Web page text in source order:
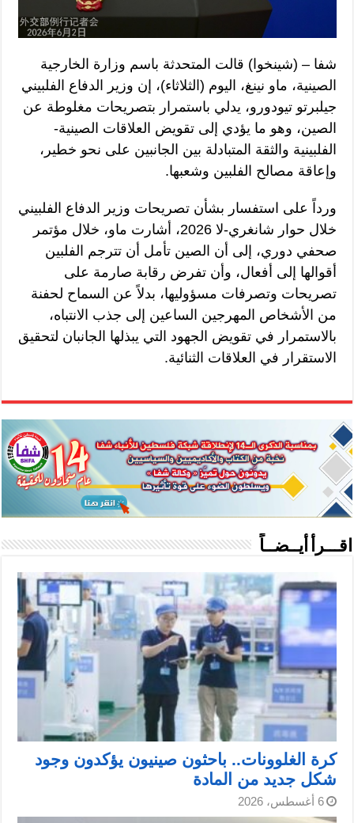
شفا – (شينخوا) قالت المتحدثة باسم وزارة الخارجية
الصينية، ماو نينغ، اليوم (الثلاثاء)، إن وزير الدفاع الفلبيني
جيلبرتو تيودورو، يدلي باستمرار بتصريحات مغلوطة عن
الصين، وهو ما يؤدي إلى تقويض العلاقات الصينية-
الفلبينية والثقة المتبادلة بين الجانبين على نحو خطير،
وإعاقة مصالح الفلبين وشعبها.
ورداً على استفسار بشأن تصريحات وزير الدفاع الفلبيني
خلال حوار شانغري-لا 2026، أشارت ماو، خلال مؤتمر
صحفي دوري، إلى أن الصين تأمل أن تترجم الفلبين
أقوالها إلى أفعال، وأن تفرض رقابة صارمة على
تصريحات وتصرفات مسؤوليها، بدلاً عن السماح لحفنة
من الأشخاص المهرجين الساعين إلى جذب الانتباه،
بالاستمرار في تقويض الجهود التي يبذلها الجانبان لتحقيق
الاستقرار في العلاقات الثنائية.
اقـــرأ أيــضــاً
كرة الغلوونات.. باحثون صينيون يؤكدون وجود
شكل جديد من المادة
6 أغسطس، 2026